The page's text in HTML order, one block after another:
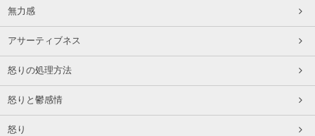
無力感
アサーティブネス
怒りの処理方法
怒りと鬱感情
怒り